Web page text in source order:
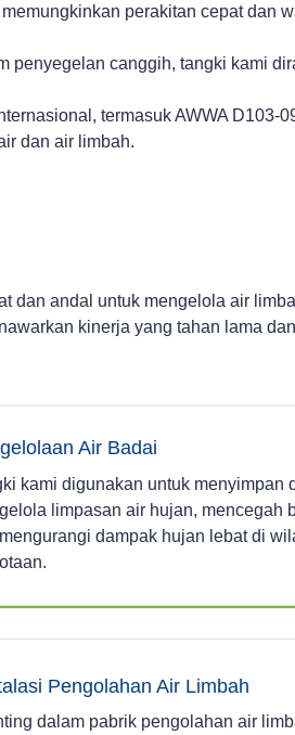
perakitan cepat dan
penyegelan canggih, tangki kami
termasuk AWWA
dan air limbah.
dan andal untuk mengelola air
kinerja yang tahan lama
Air Badai
Pengolahan Air Limbah
kami digunakan untuk menyimpan
limpasan air hujan, mencegah
dampak hujan lebat di
dalam pabrik pengolahan air